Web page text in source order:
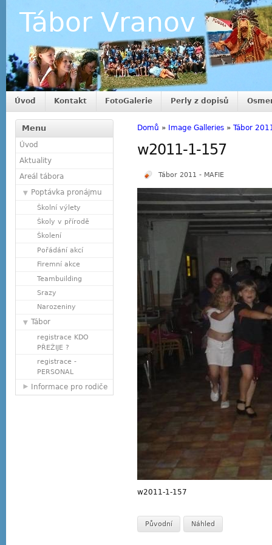
Tábor Vranov
Úvod Kontakt FotoGalerie Perly z dopisů
Menu
Úvod
Aktuality
Areál tábora
Poptávka pronájmu
Školní výlety
Školy v přírodě
Školení
Pořádání akcí
Firemní akce
Teambuilding
Srazy
Narozeniny
Tábor
registrace KDO
PŘEŽIJE ?
registrace -
PERSONAL
Informace pro rodiče
Domů » Image Galleries » Tábor
w2011-1-157
Tábor 2011 - MAFIE
w2011-1-157
Původní Náhled